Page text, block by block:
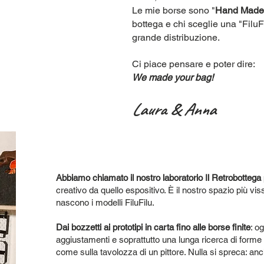
Le mie borse sono "Hand
bottega e chi sceglie una
grande distribuzione.
Ci piace pensare e poter dire:
We made your bag!
Laura & Anna
Abbiamo chiamato il nostro laboratorio Il Retrobottega
creativo da quello espositivo. È il nostro spazio più
nascono i modelli FiluFilu.
Dai bozzetti ai prototipi in carta fino alle borse finite:
aggiustamenti e soprattutto una lunga ricerca di
come sulla tavolozza di un pittore. Nulla si spreca: